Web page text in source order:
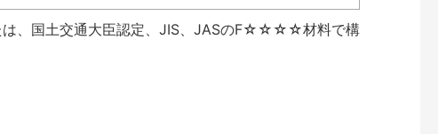
は、国土交通大臣認定、JIS、JASのF☆☆☆☆材料で構